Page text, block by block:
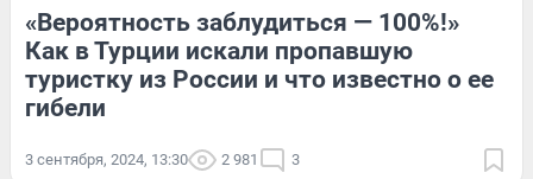
«Вероятность заблудиться — 100%!»
Как в Турции искали пропавшую
туристку из России и что известно о ее
гибели
3 сентября, 2024, 13:30 2 981 3